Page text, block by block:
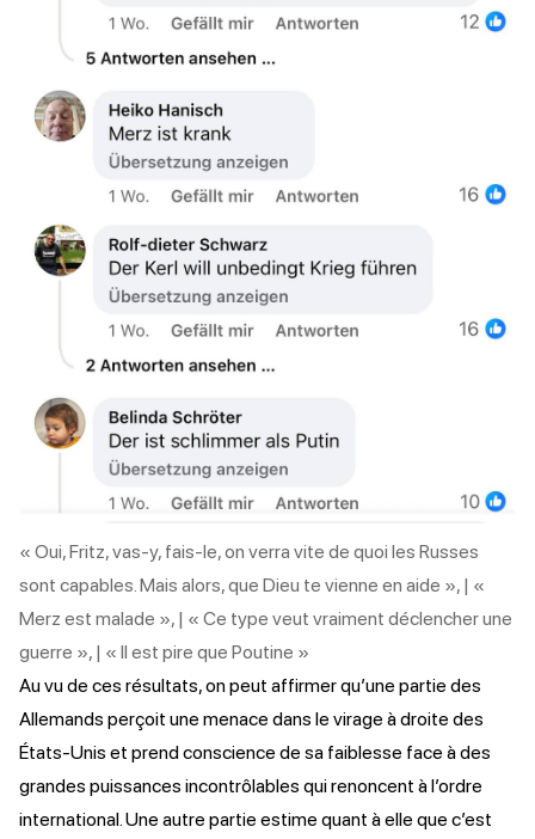
« Oui, Fritz, vas-y, fais-le, on verra vite de quoi les Russes
sont capables. Mais alors, que Dieu te vienne en aide », | «
Merz est malade », | « Ce type veut vraiment déclencher une
guerre », | « Il est pire que Poutine »
Au vu de ces résultats, on peut affirmer qu’une partie des
Allemands perçoit une menace dans le virage à droite des
États-Unis et prend conscience de sa faiblesse face à des
grandes puissances incontrôlables qui renoncent à l’ordre
international. Une autre partie estime quant à elle que c’est